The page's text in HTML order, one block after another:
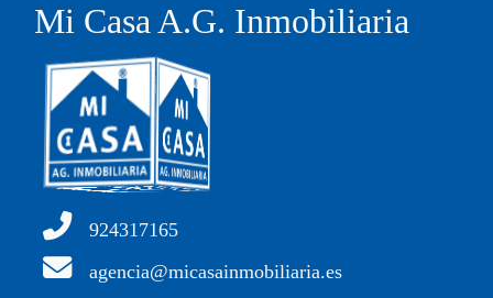
Mi Casa A.G. Inmobiliaria
924317165
agencia@micasainmobiliaria.es